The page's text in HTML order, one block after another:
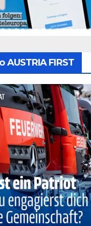
AUSTRIA FIRST